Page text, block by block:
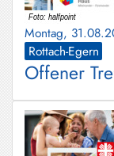
Montag,
Rottach-Egern
Offener